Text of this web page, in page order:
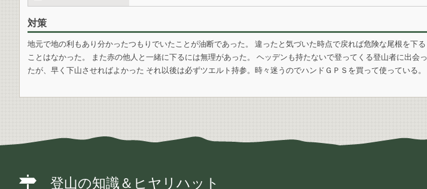
対策
地元で地の利もあり分かったつもりでいたことが油断であった。 違ったと気づいた時点で戻れば危険な尾根を下る
ことはなかった。 また赤の他人と一緒に下るには無理があった。 ヘッデンも持たないで登ってくる登山者に出会っ
たが、早く下山させればよかった それ以後は必ずツエルト持参。時々迷うのでハンドＧＰＳを買って使っている。
登山の知識＆ヒヤリハット